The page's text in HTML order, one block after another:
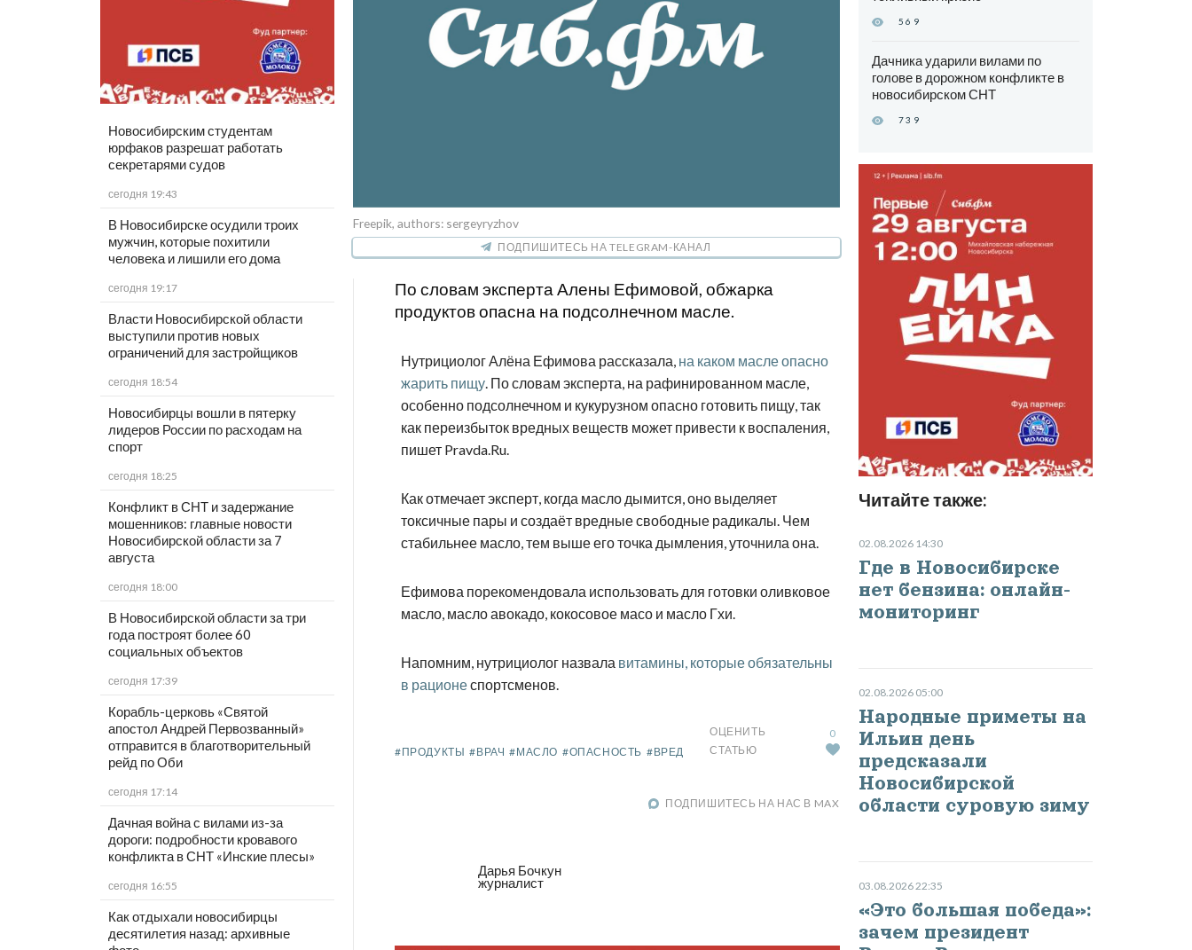
Новосибирским студентам
юрфаков разрешат работать
секретарями судов
сегодня 19:43
В Новосибирске осудили троих
мужчин, которые похитили
человека и лишили его дома
сегодня 19:17
Власти Новосибирской области
выступили против новых
ограничений для застройщиков
сегодня 18:54
Новосибирцы вошли в пятерку
лидеров России по расходам на
спорт
сегодня 18:25
Конфликт в СНТ и задержание
мошенников: главные новости
Новосибирской области за 7
августа
сегодня 18:00
В Новосибирской области за три
года построят более 60
социальных объектов
сегодня 17:39
Корабль-церковь «Святой
апостол Андрей Первозванный»
отправится в благотворительный
рейд по Оби
сегодня 17:14
Дачная война с вилами из-за
дороги: подробности кровавого
конфликта в СНТ «Инские плесы»
сегодня 16:55
Как отдыхали новосибирцы
десятилетия назад: архивные
Freepik, authors: sergeyryzhov
ПОДПИШИТЕСЬ НА TELEGRAM-КАНАЛ
По словам эксперта Алены Ефимовой, обжарка
продуктов опасна на подсолнечном масле.
Нутрициолог Алёна Ефимова рассказала, на каком масле опасно
жарить пищу. По словам эксперта, на рафинированном масле,
особенно подсолнечном и кукурузном опасно готовить пищу, так
как переизбыток вредных веществ может привести к воспаления,
пишет Pravda.Ru.
Как отмечает эксперт, когда масло дымится, оно выделяет
токсичные пары и создаёт вредные свободные радикалы. Чем
стабильнее масло, тем выше его точка дымления, уточнила она.
Ефимова порекомендовала использовать для готовки оливковое
масло, масло авокадо, кокосовое масо и масло Гхи.
Напомним, нутрициолог назвала витамины, которые обязательны
в рационеспортсменов.
#ПРОДУКТЫ #ВРАЧ #МАСЛО #ОПАСНОСТЬ #ВРЕД
ОЦЕНИТЬ
СТАТЬЮ
0
ПОДПИШИТЕСЬ НА НАС В MAX
Дарья Бочкун
журналист
569
Дачника ударили вилами по
голове в дорожном конфликте в
новосибирском СНТ
739
Читайте также:
02.08.2026 14:30
Где в Новосибирске
нет бензина: онлайн-
мониторинг
02.08.2026 05:00
Народные приметы на
Ильин день
предсказали
Новосибирской
области суровую зиму
03.08.2026 22:35
«Это большая победа»:
зачем президент